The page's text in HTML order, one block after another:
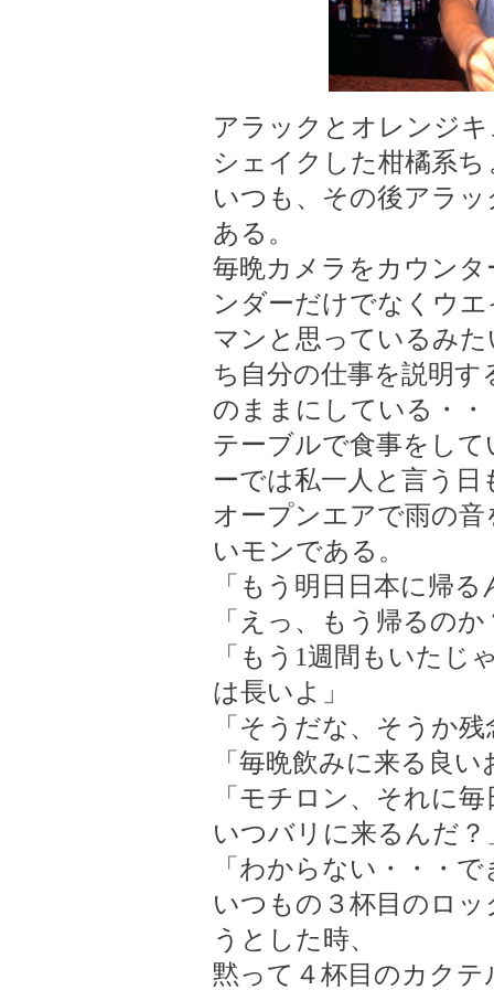
アラックとオレンジ
シェイクした柑橘系
いつも、その後アラ
ある。
毎晩カメラをカウン
ンダーだけでなくウ
マンと思っているみ
ち自分の仕事を説明
のままにしている・・
テーブルで食事をし
ーでは私一人と言う
オープンエアで雨の
いモンである。
「もう明日日本に帰る
「えっ、もう帰るのか
「もう1週間もいたじ
は長いよ」
「そうだな、そうか
「毎晩飲みに来る良
「モチロン、それに
いつバリに来るんだ？
「わからない・・・
いつもの３杯目のロ
うとした時、
黙って４杯目のカク